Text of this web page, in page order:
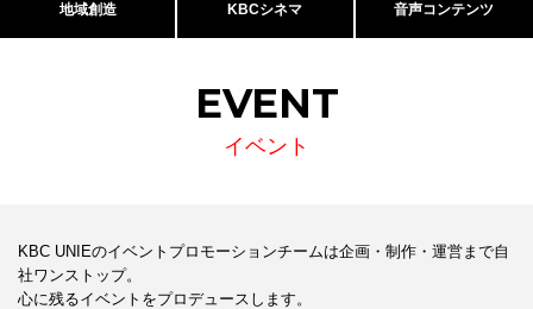
地域創造 KBCシネマ 音声コンテンツ
EVENT
イベント
KBC UNIEのイベントプロモーションチームは企画・制作・運営まで自
社ワンストップ。
心に残るイベントをプロデュースします。